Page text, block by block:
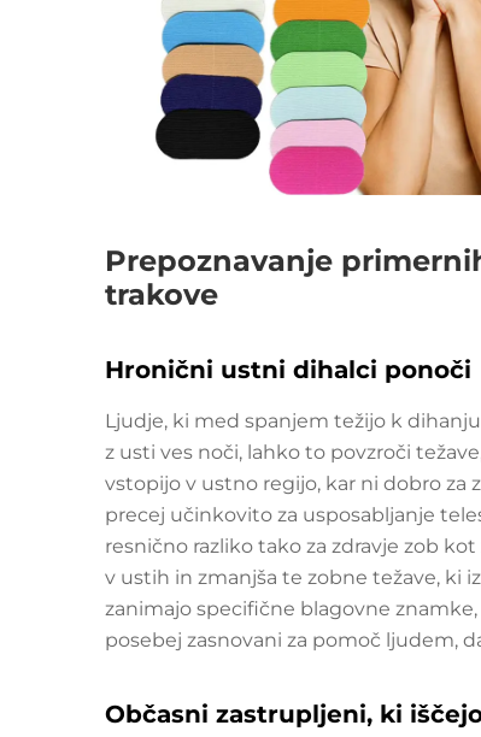
Prepoznavanje
trakove
Hronični ustni dihalci ponoči
Ljudje, ki med spanjem težijo k
z usti ves noči, lahko to povzroči
vstopijo v ustno regijo, kar ni dobro za
precej učinkovito za usposabljanje
resnično razliko tako za zdravje zob
v ustih in zmanjša te zobne težave, ki
zanimajo specifične blagovne
posebej zasnovani za pomoč ljudem,
Občasni zastrupljeni, ki